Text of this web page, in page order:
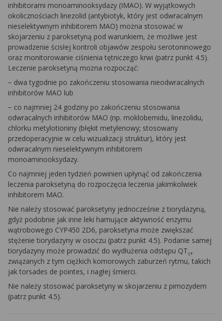
inhibitorami monoaminooksydazy (IMAO). W wyjątkowych
okolicznościach linezolid (antybiotyk, który jest odwracalnym
nieselektywnym inhibitorem MAO) można stosować w
skojarzeniu z paroksetyną pod warunkiem, że możliwe jest
prowadzenie ścisłej kontroli objawów zespołu serotoninowego
oraz monitorowanie ciśnienia tętniczego krwi (patrz punkt 4.5).
Leczenie paroksetyną można rozpocząć:
− dwa tygodnie po zakończeniu stosowania nieodwracalnych
inhibitorów MAO lub
− co najmniej 24 godziny po zakończeniu stosowania
odwracalnych inhibitorów MAO (np. moklobemidu, linezolidu,
chlorku metylotioniny (błękit metylenowy; stosowany
przedoperacyjnie w celu wizualizacji struktur), który jest
odwracalnym nieselektywnym inhibitorem
monoaminooksydazy.
Co najmniej jeden tydzień powinien upłynąć od zakończenia
leczenia paroksetyną do rozpoczęcia leczenia jakimkolwiek
inhibitorem MAO.
Nie należy stosować paroksetyny jednocześnie z tiorydazyną,
gdyż podobnie jak inne leki hamujące aktywność enzymu
wątrobowego CYP450 2D6, paroksetyna może zwiększać
stężenie tiorydazyny w osoczu (patrz punkt 4.5). Podanie samej
tiorydazyny może prowadzić do wydłużenia odstępu QTc,
związanych z tym ciężkich komorowych zaburzeń rytmu, takich
jak torsades de pointes, i nagłej śmierci.
Nie należy stosować paroksetyny w skojarzeniu z pimozydem
(patrz punkt 4.5).